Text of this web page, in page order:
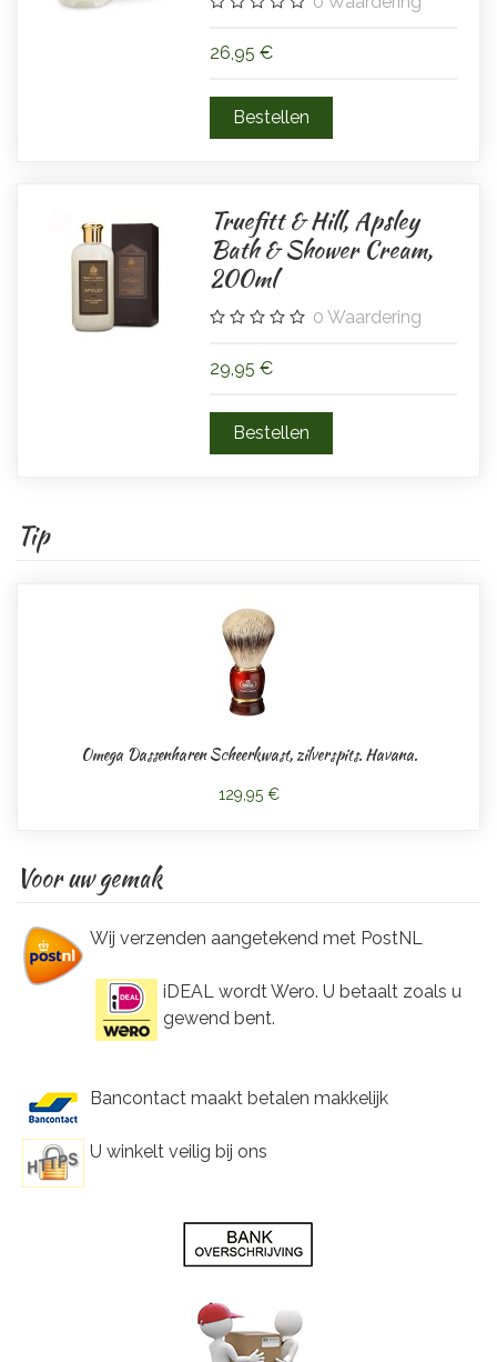
26,95 €
Truefitt & Hill, Apsley
Bath & Shower Cream,
200ml
0 Waardering
29,95 €
Tip
Omega Dassenharen Scheerkwast, zilverspits. Havana.
129,95 €
Voor uw gemak
Wij verzenden aangetekend met PostNL
iDEAL wordt Wero. U betaalt zoals u
gewend bent.
Bancontact maakt betalen makkelijk
U winkelt veilig bij ons